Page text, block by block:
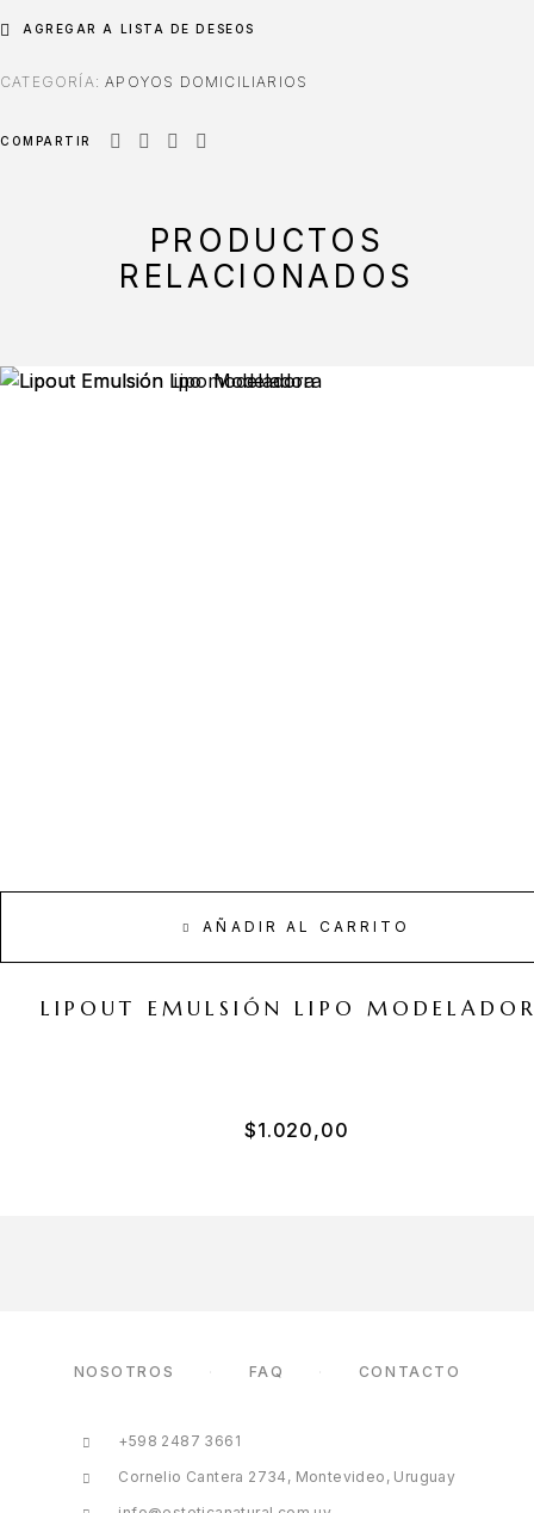
AGREGAR A LISTA DE DESEOS
CATEGORÍA:APOYOS DOMICILIARIOS
COMPARTIR
PRODUCTOS
RELACIONADOS
AÑADIR AL CARRITO
LIPOUT EMULSIÓN LIPO
$1.020,00
NOSOTROS FAQ CONTACTO
+598 2487 3661
Cornelio Cantera 2734, Montevideo, Uruguay